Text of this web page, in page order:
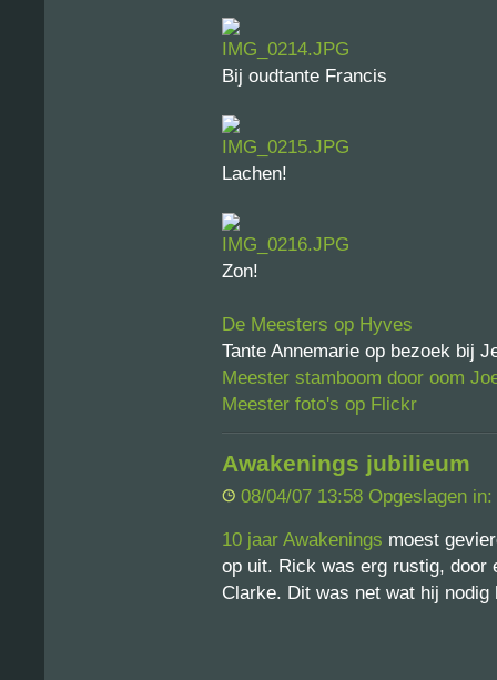
Bij oudtante Francis
Lachen!
Zon!
De Meesters op Hyves
Tante Annemarie op bezoek bij
Meester stamboom door oom
Meester foto's op Flickr
Awakenings jubilieum
08/04/07 13:58 Opgeslagen in:
10 jaar Awakenings moest
op uit. Rick was erg rustig, door
Clarke. Dit was net wat hij nodig